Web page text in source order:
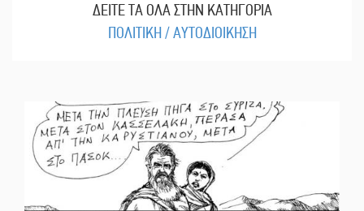
ΔΕΙΤΕ ΤΑ ΟΛΑ ΣΤΗΝ ΚΑΤΗΓΟΡΙΑ
ΠΟΛΙΤΙΚΗ / ΑΥΤΟΔΙΟΙΚΗΣΗ